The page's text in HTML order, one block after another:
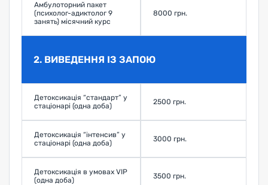
Амбулоторний пакет
(психолог-адиктолог 9
занять) місячний курс
8000 грн.
2. ВИВЕДЕННЯ ІЗ ЗАПОЮ
Детоксикація “стандарт” у
стаціонарі (одна доба)
2500 грн.
Детоксикація “інтенсив” у
стаціонарі (одна доба)
3000 грн.
Детоксикація в умовах VIP
(одна доба)
3500 грн.